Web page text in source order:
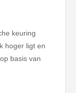
keuring
hoger ligt en
basis van